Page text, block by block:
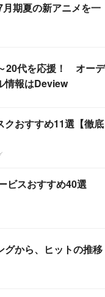
月期夏の新アニメを一
20代を応援！ オーデ
情報はDeview
クおすすめ11選【徹底
ビスおすすめ40選
グから、ヒットの推移